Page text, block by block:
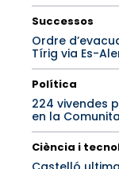
Successos
Ordre
Tírig via Es-
Política
224 vivendes
en la
Ciència i